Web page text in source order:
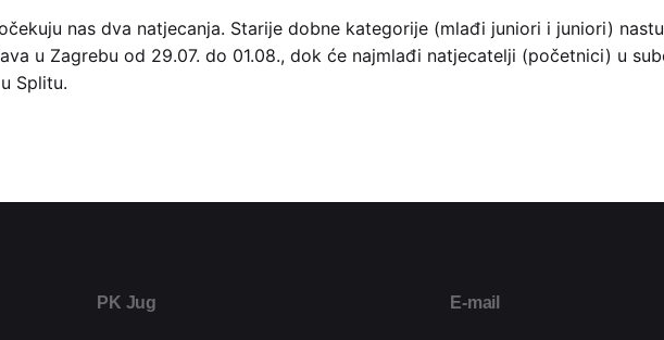
nas dva natjecanja. Starije dobne kategorije (mlađi juniori i juniori)
u Zagrebu od 29.07. do 01.08., dok će najmlađi natjecatelji (početnici) u
Splitu.
PK Jug E-mail